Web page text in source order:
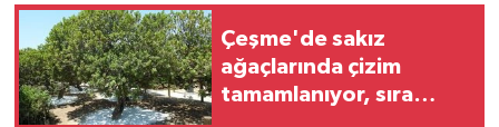
Çeşme'de sakız
ağaçlarında çizim
tamamlanıyor, sıra